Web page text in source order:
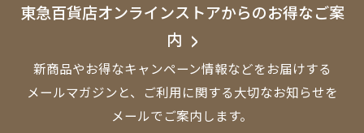
東急百貨店オンラインストアからのお得なご案
内
新商品やお得なキャンペーン情報などをお届けする
メールマガジンと、
ご利用に関する大切なお知らせを
メールでご案内します。